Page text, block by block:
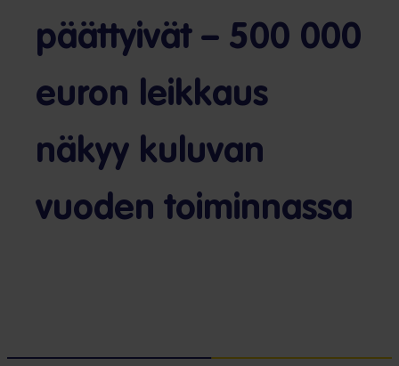
päättyivät – 500 000
euron leikkaus
näkyy kuluvan
vuoden toiminnassa